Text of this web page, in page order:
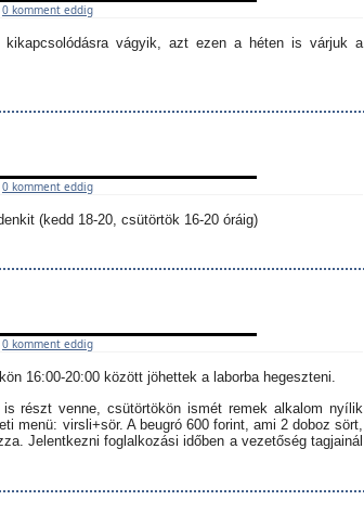
0 komment eddig
vágyik, azt ezen a héten is várjuk a
0 komment eddig
(kedd 18-20, csütörtök 16-20 óráig)
0 komment eddig
16:00-20:00 között jöhettek a laborba hegeszteni.
részt venne, csütörtökön ismét remek alkalom nyílik
menü: virsli+sör. A beugró 600 forint, ami 2 doboz sört,
Jelentkezni foglalkozási időben a vezetőség tagjainál